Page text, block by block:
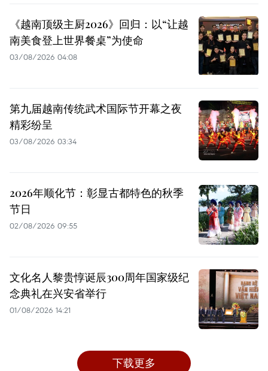
《越南顶级主厨2026》回归：以“让越
南美食登上世界餐桌”为使命
03/08/2026 04:08
第九届越南传统武术国际节开幕之夜
精彩纷呈
03/08/2026 03:34
2026年顺化节：彰显古都特色的秋季
节日
02/08/2026 09:55
文化名人黎贵惇诞辰300周年国家级纪
念典礼在兴安省举行
01/08/2026 14:21
下载更多